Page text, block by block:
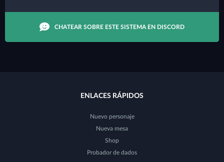
CHATEAR SOBRE ESTE SISTEMA EN DISCORD
ENLACES RÁPIDOS
Nuevo personaje
Nueva mesa
Shop
Probador de dados